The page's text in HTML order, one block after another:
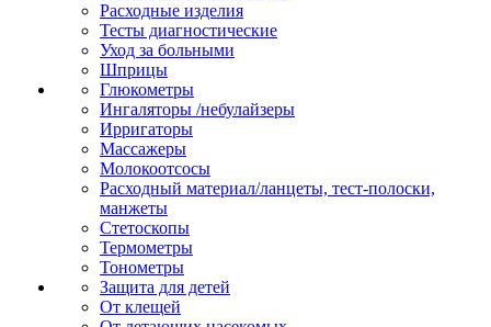
Расходные изделия
Тесты диагностические
Уход за больными
Шприцы
Глюкометры
Ингаляторы /небулайзеры
Ирригаторы
Массажеры
Молокоотсосы
Расходный материал/ланцеты, тест-полоски,
манжеты
Стетоскопы
Термометры
Тонометры
Защита для детей
От клещей